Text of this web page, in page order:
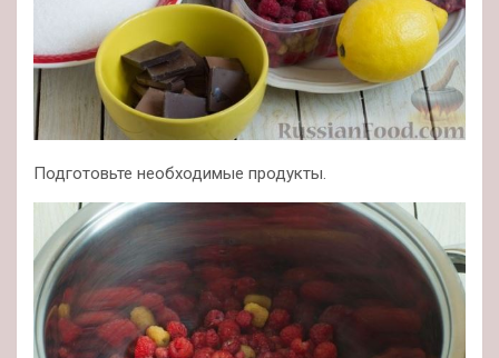
Подготовьте необходимые продукты.